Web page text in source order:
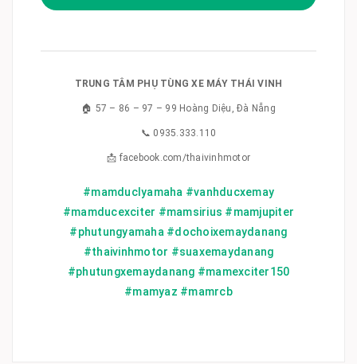
TRUNG TÂM PHỤ TÙNG XE MÁY THÁI VINH
🏠 57 – 86 – 97 – 99 Hoàng Diệu, Đà Nẵng
📞 0935.333.110
📩 facebook.com/thaivinhmotor
#mamduclyamaha #vanhducxemay
#mamducexciter #mamsirius #mamjupiter
#phutungyamaha #dochoixemaydanang
#thaivinhmotor #suaxemaydanang
#phutungxemaydanang #mamexciter150
#mamyaz #mamrcb